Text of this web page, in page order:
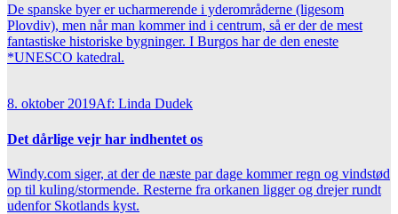
De spanske byer er ucharmerende i yderområderne (ligesom
Plovdiv), men når man kommer ind i centrum, så er der de mest
fantastiske historiske bygninger. I Burgos har de den eneste
*UNESCO katedral.
8. oktober 2019Af: Linda Dudek
Det dårlige vejr har indhentet os
Windy.com siger, at der de næste par dage kommer regn og vindstød
op til kuling/stormende. Resterne fra orkanen ligger og drejer rundt
udenfor Skotlands kyst.